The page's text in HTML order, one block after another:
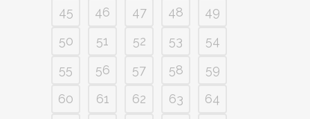
45
46 47 48
49
50
51 52 53
54
55
56 57 58
59
60
61 62 63
64